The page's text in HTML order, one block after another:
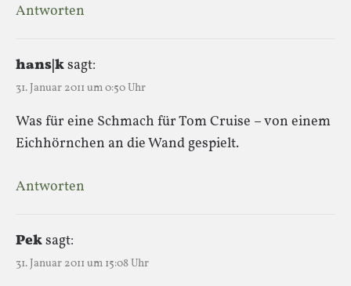
Antworten
hans|ksagt:
31. Januar 2011 um 0:50 Uhr
Was für eine Schmach für Tom Cruise – von einem
Eichhörnchen an die Wand gespielt.
Antworten
Peksagt:
31. Januar 2011 um 15:08 Uhr